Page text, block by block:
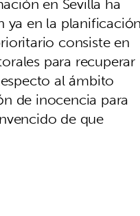
ya en la
consiste en
para recuperar
al ámbito
de inocencia para
de que